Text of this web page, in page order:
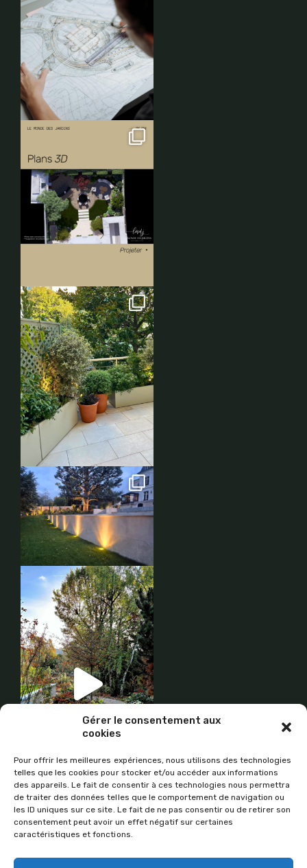
Gérer le consentement aux
cookies
Pour offrir les meilleures expériences, nous utilisons des technologies
telles que les cookies pour stocker et/ou accéder aux informations
des appareils. Le fait de consentir à ces technologies nous permettra
de traiter des données telles que le comportement de navigation ou
les ID uniques sur ce site. Le fait de ne pas consentir ou de retirer son
consentement peut avoir un effet négatif sur certaines
caractéristiques et fonctions.
Recrutement